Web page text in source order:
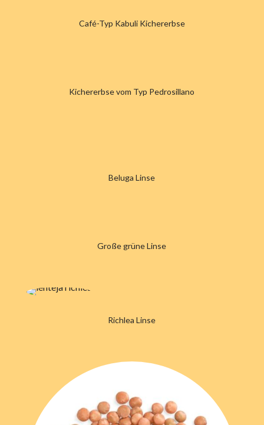
Café-Typ Kabuli Kichererbse
Kichererbse vom Typ Pedrosillano
Beluga Linse
Große grüne Linse
Richlea Linse